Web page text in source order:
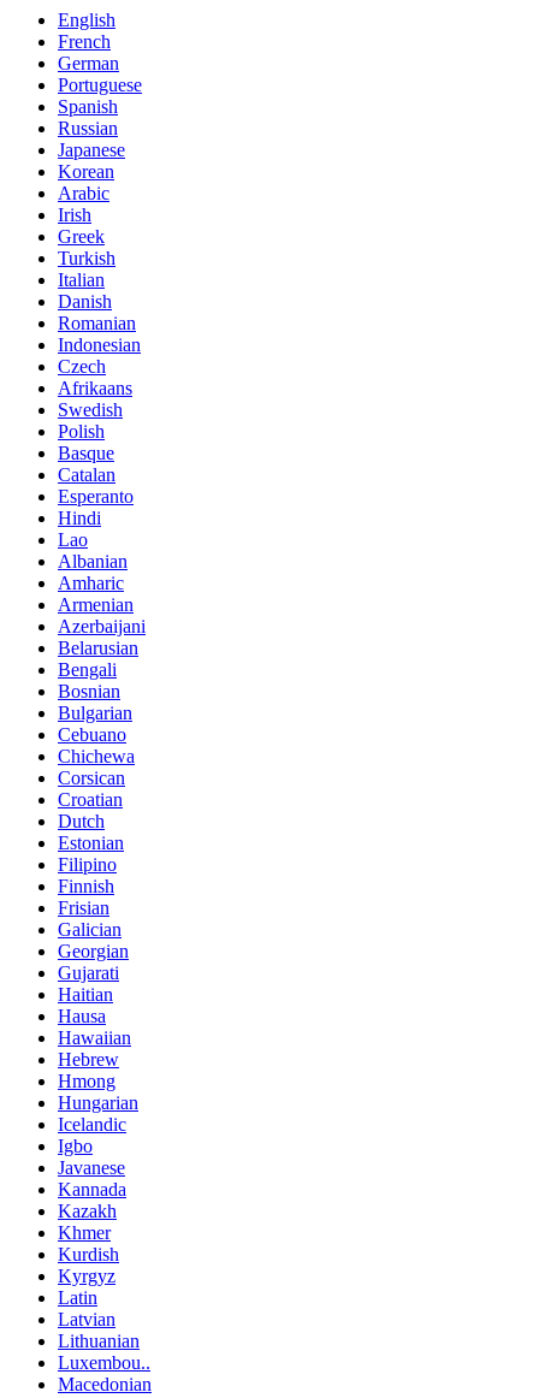
English
French
German
Portuguese
Spanish
Russian
Japanese
Korean
Arabic
Irish
Greek
Turkish
Italian
Danish
Romanian
Indonesian
Czech
Afrikaans
Swedish
Polish
Basque
Catalan
Esperanto
Hindi
Lao
Albanian
Amharic
Armenian
Azerbaijani
Belarusian
Bengali
Bosnian
Bulgarian
Cebuano
Chichewa
Corsican
Croatian
Dutch
Estonian
Filipino
Finnish
Frisian
Galician
Georgian
Gujarati
Haitian
Hausa
Hawaiian
Hebrew
Hmong
Hungarian
Icelandic
Igbo
Javanese
Kannada
Kazakh
Khmer
Kurdish
Kyrgyz
Latin
Latvian
Lithuanian
Luxembou..
Macedonian